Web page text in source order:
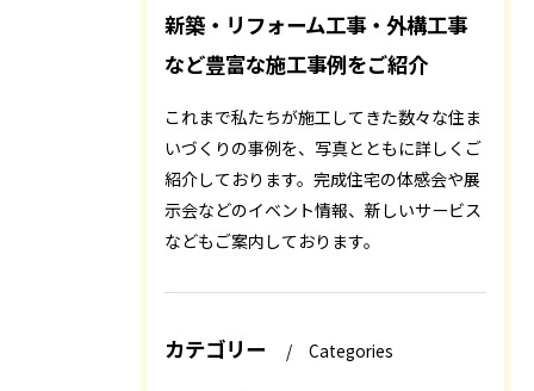
新築・リフォーム工事・外構工事
など豊富な施工事例をご紹介
これまで私たちが施工してきた数々な住ま
いづくりの事例を、写真とともに詳しくご
紹介しております。完成住宅の体感会や展
示会などのイベント情報、新しいサービス
などもご案内しております。
カテゴリー Categories